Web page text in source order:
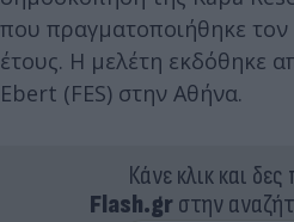
που πραγματοποιήθηκε
έτους. Η μελέτη εκδόθηκε
Ebert (FES) στην Αθήνα.
Κάνε κλικ και
Flash.grστην